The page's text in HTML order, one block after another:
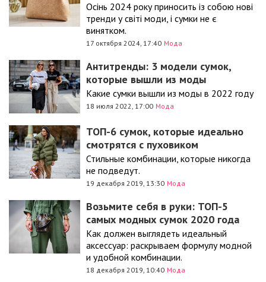
Осінь 2024 року приносить із собою нові
тренди у світі моди, і сумки не є
винятком.
17 октября 2024, 17:40 Мода
Антитренды: 3 модели сумок,
которые вышли из моды
Какие сумки вышли из моды в 2022 году
18 июля 2022, 17:00 Мода
ТОП-6 сумок, которые идеально
смотрятся с пуховиком
Стильные комбинации, которые никогда
не подведут.
19 декабря 2019, 13:30 Мода
Возьмите себя в руки: ТОП-5
самых модных сумок 2020 года
Как должен выглядеть идеальный
аксессуар: раскрываем формулу модной
и удобной комбинации.
18 декабря 2019, 10:40 Мода